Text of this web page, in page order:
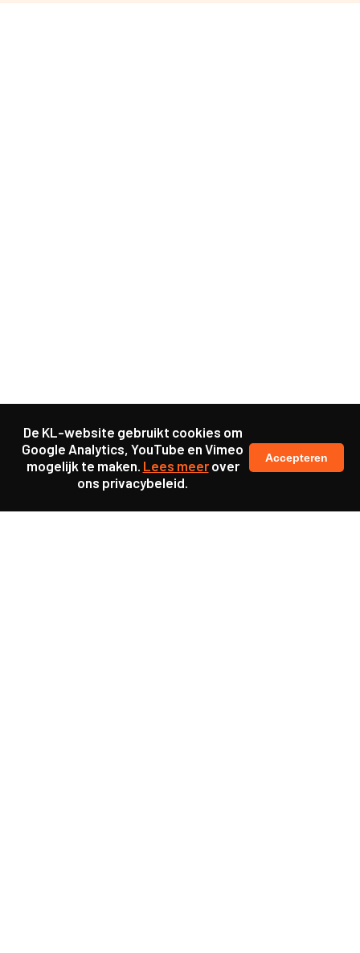
De KL-website gebruikt cookies om
Google Analytics, YouTube en Vimeo
mogelijk te maken. Lees meerover
ons privacybeleid.
Accepteren